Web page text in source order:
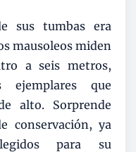
sus tumbas era
mausoleos miden
a seis metros,
ejemplares que
alto. Sorprende
conservación, ya
para su